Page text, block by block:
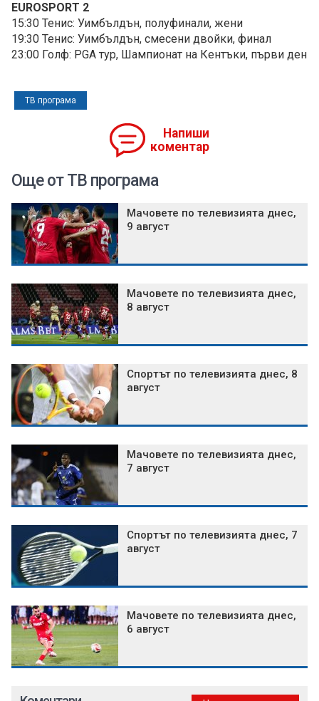
EUROSPORT 2
15:30 Тенис: Уимбълдън, полуфинали, жени
19:30 Тенис: Уимбълдън, смесени двойки, финал
23:00 Голф: PGA тур, Шампионат на Кентъки, първи ден
ТВ програма
Напиши
коментар
Още от ТВ програма
Мачовете по телевизията днес,
9 август
Мачовете по телевизията днес,
8 август
Спортът по телевизията днес, 8
август
Мачовете по телевизията днес,
7 август
Спортът по телевизията днес, 7
август
Мачовете по телевизията днес,
6 август